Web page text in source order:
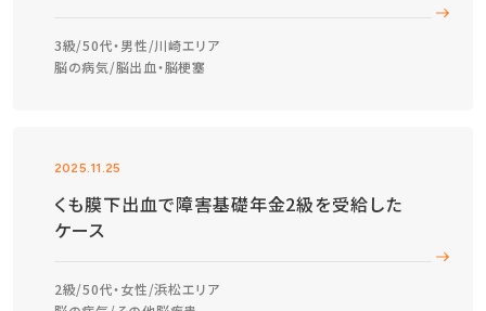
3級 50代・男性 川崎エリア
脳の病気 脳出血・脳梗塞
2025.11.25
くも膜下出血で障害基礎年金2級を受給した
ケース
2級 50代・女性 浜松エリア